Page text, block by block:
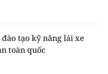
tạo kỹ năng lái xe
toàn quốc